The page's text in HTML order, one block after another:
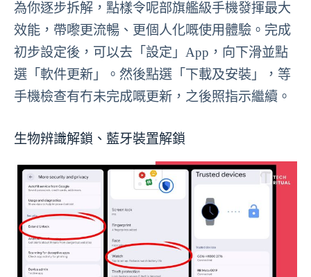
為你逐步拆解，點樣令呢部旗艦級手機發揮最大
效能，帶嚟更流暢、更個人化嘅使用體驗。完成
初步設定後，可以去「設定」App，向下滑並點
選「軟件更新」。然後點選「下載及安裝」，等
手機檢查有冇未完成嘅更新，之後照指示繼續。
生物辨識解鎖、藍牙裝置解鎖